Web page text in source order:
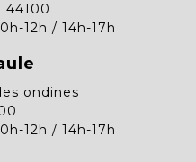
44100
12h / 14h-17h
ondines
12h / 14h-17h